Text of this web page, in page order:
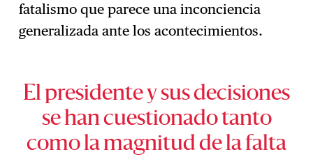
fatalismo que parece una inconciencia
generalizada ante los acontecimientos.
El presidente y sus decisiones
se han cuestionado tanto
como la magnitud de la falta